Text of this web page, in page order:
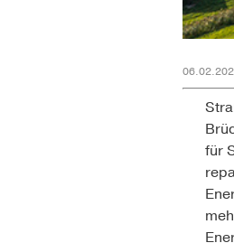
für